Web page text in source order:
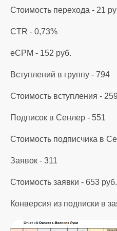
Стоимость перехода - 21
CTR - 0,73%
eCPM - 152 руб.
Вступлений в группу - 794
Стоимость вступления -
Подписок в Сенлер - 551
Стоимость подписчика в
Заявок - 311
Стоимость заявки - 653 руб.
Конверсия из подписки в